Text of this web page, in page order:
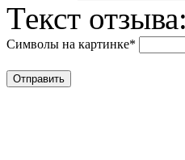
Текст отзыва:
Символы на картинке*